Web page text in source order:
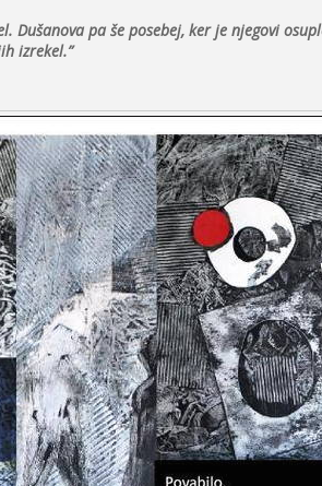
Dušanova pa še posebej, ker je njegovi
izrekel.”